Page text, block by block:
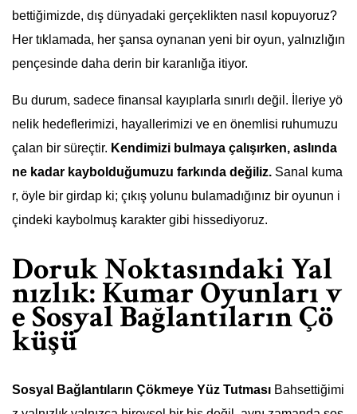
bettiğimizde, dış dünyadaki gerçeklikten nasıl kopuyoruz?
Her tıklamada, her şansa oynanan yeni bir oyun, yalnızlığın
pençesinde daha derin bir karanlığa itiyor.
Bu durum, sadece finansal kayıplarla sınırlı değil. İleriye yö
nelik hedeflerimizi, hayallerimizi ve en önemlisi ruhumuzu
çalan bir süreçtir. Kendimizi bulmaya çalışırken, aslında
ne kadar kaybolduğumuzu farkında değiliz. Sanal kuma
r, öyle bir girdap ki; çıkış yolunu bulamadığınız bir oyunun i
çindeki kaybolmuş karakter gibi hissediyoruz.
Doruk Noktasındaki Yal
nızlık: Kumar Oyunları v
e Sosyal Bağlantıların Çö
küşü
Sosyal Bağlantıların Çökmeye Yüz Tutması Bahsettiğimi